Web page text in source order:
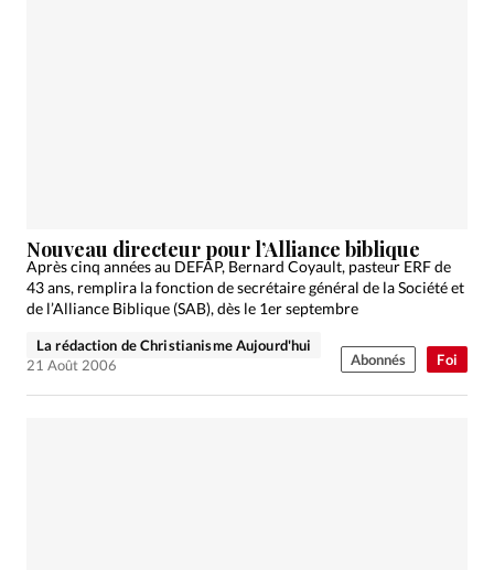
Foi
Nouveau directeur pour l’Alliance biblique
Après cinq années au DEFAP, Bernard Coyault, pasteur ERF de
43 ans, remplira la fonction de secrétaire général de la Société et
de l’Alliance Biblique (SAB), dès le 1er septembre
La rédaction de Christianisme Aujourd'hui
21 Août 2006
Abonnés